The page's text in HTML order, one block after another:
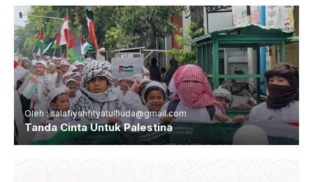
Oleh : salafiyahfityatulhuda@gmail.com
Tanda Cinta Untuk Palestina